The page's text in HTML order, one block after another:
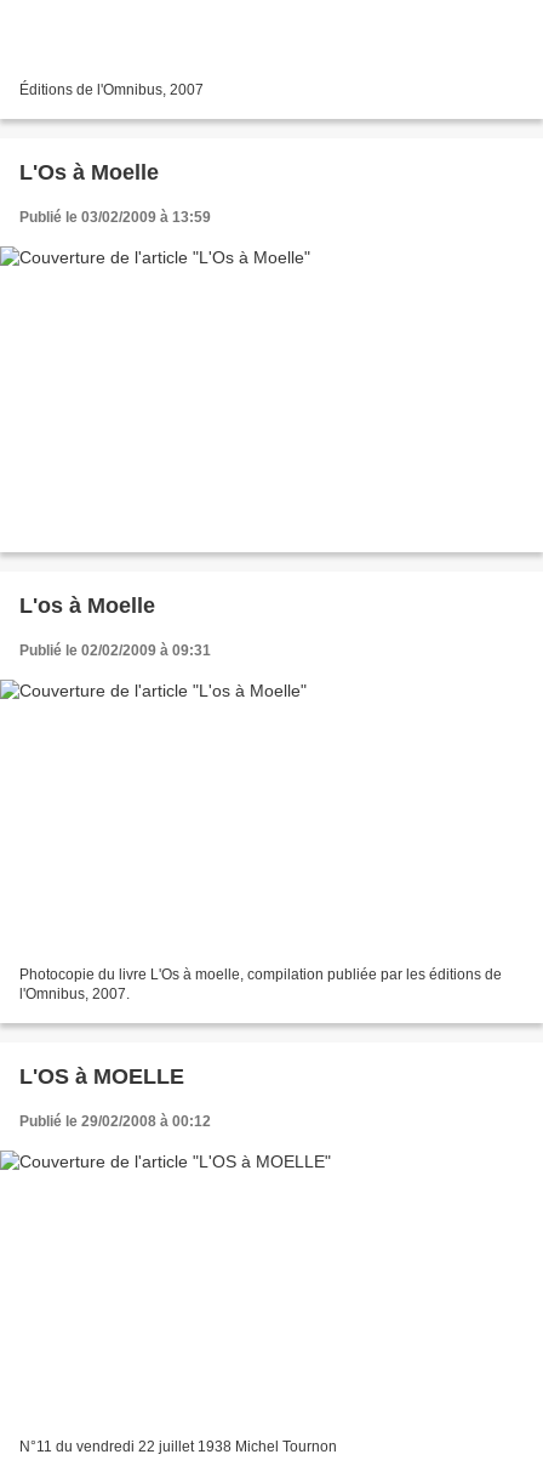
Éditions de l'Omnibus, 2007
L'Os à Moelle
Publié le 03/02/2009 à 13:59
L'os à Moelle
Publié le 02/02/2009 à 09:31
Photocopie du livre L'Os à moelle, compilation publiée par les éditions de
l'Omnibus, 2007.
L'OS à MOELLE
Publié le 29/02/2008 à 00:12
N°11 du vendredi 22 juillet 1938 Michel Tournon